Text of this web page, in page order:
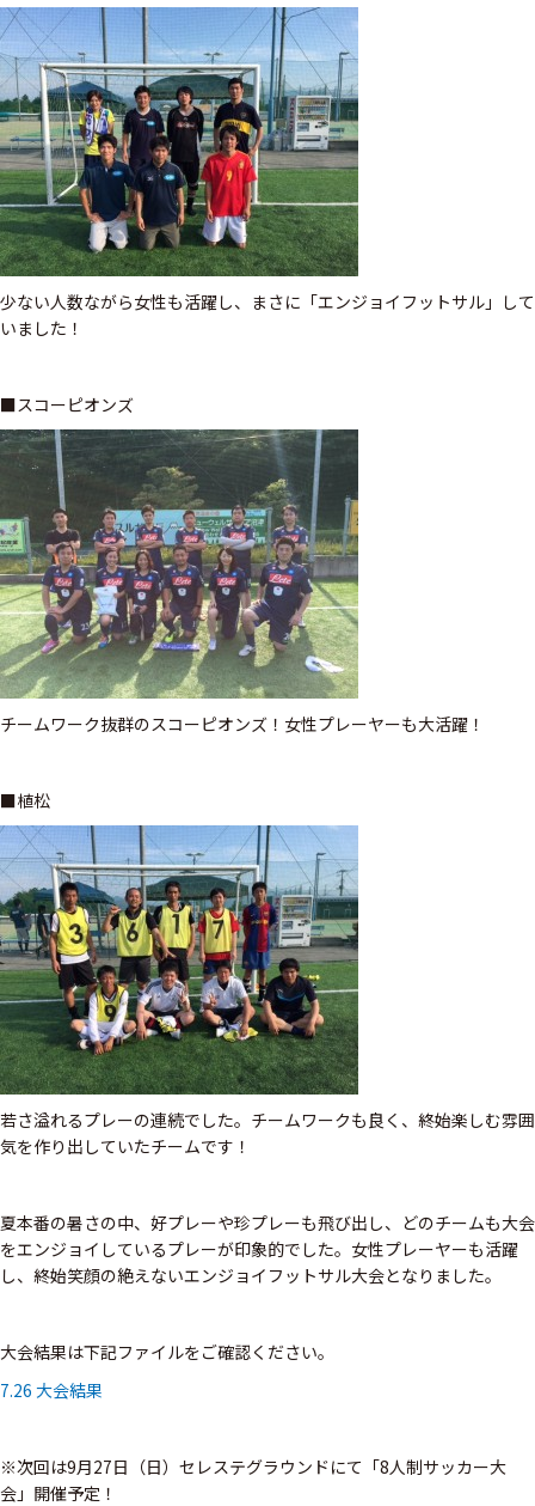
少ない人数ながら女性も活躍し、まさに「エンジョイフットサル」して
いました！
■スコーピオンズ
チームワーク抜群のスコーピオンズ！女性プレーヤーも大活躍！
■植松
若さ溢れるプレーの連続でした。チームワークも良く、終始楽しむ雰囲
気を作り出していたチームです！
夏本番の暑さの中、好プレーや珍プレーも飛び出し、どのチームも大会
をエンジョイしているプレーが印象的でした。女性プレーヤーも活躍
し、終始笑顔の絶えないエンジョイフットサル大会となりました。
大会結果は下記ファイルをご確認ください。
7.26 大会結果
※次回は9月27日（日）セレステグラウンドにて「8人制サッカー大
会」開催予定！